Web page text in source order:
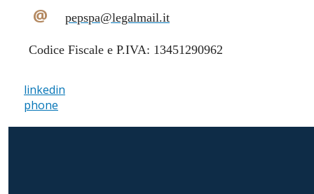
@ pepspa@legalmail.it
Codice Fiscale e P.IVA: 13451290962
linkedin
phone